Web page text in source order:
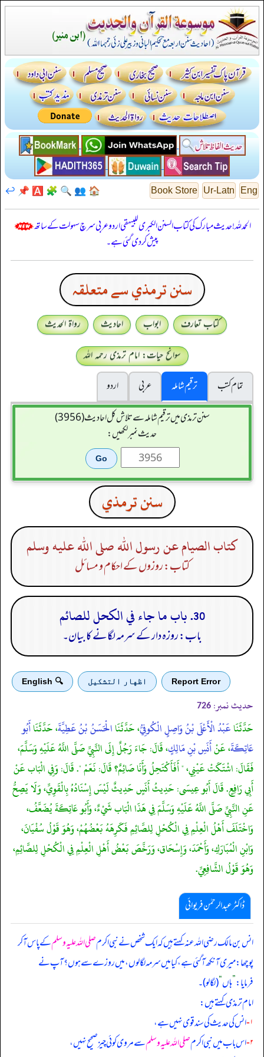
Eng
Ur-Latn
Book Store
🏠
👥
🔍
🧩
🅰️
📌
↩️
الحمدللہ! حدیث مبارک کی کتاب السنن الكبرى للبيهقي اردو عربی سرچ سہولت کے ساتھ
پیش کر دی گئی ہے۔
سنن ترمذي سے متعلقہ
کتاب تعارف ابواب احادیث
رواۃ الحدیث
سوانح حیات: امام ترمذی رحمہ اللہ
تمام کتب
ترقیم شاملہ عربی
اردو
سنن ترمذی میں ترقیم شاملہ سے تلاش کل احادیث (3956)
حدیث نمبر لکھیں:
سنن ترمذي
كتاب الصيام عن رسول الله صلى الله عليه وسلم
کتاب: روزوں کے احکام و مسائل
30. باب ما جاء في الكحل للصائم
باب: روزہ دار کے سرمہ لگانے کا بیان۔
Report Error اظهار التشكيل 🔍 English
حدیث نمبر: 726
حَدَّثَنَاعَبْدُ الْأَعْلَى بْنُ وَاصِلٍ الْكُوفِيُّ، حَدَّثَنَاالْحَسَنُ بْنُ عَطِيَّةَ، حَدَّثَنَاأَبُو
عَاتِكَةَ، عَنْأَنَسِ بْنِ مَالِكٍ، قَالَ: جَاءَ رَجُلٌ إِلَى النَّبِيِّ صَلَّى اللَّهُ عَلَيْهِ وَسَلَّمَ،
فَقَالَ: اشْتَكَتْ عَيْنِي، " أَفَأَكْتَحِلُ وَأَنَا صَائِمٌ؟ قَالَ: نَعَمْ ". قَالَ: وَفِي الْبَاب عَنْ
أَبِي رَافِعٍ. قَالَ أَبُو عِيسَى: حَدِيثُ أَنَسٍ حَدِيثٌ لَيْسَ إِسْنَادُهُ بِالْقَوِيِّ، وَلَا يَصِحُّ
عَنِ النَّبِيِّ صَلَّى اللَّهُ عَلَيْهِ وَسَلَّمَ فِي هَذَا الْبَاب شَيْءٌ، وَأَبُو عَاتِكَةَ يُضَعَّفُ،
وَاخْتَلَفَ أَهْلُ الْعِلْمِ فِي الْكُحْلِ لِلصَّائِمِ فَكَرِهَهُ بَعْضُهُمْ، وَهُوَ قَوْلُ سُفْيَانَ،
وَابْنِ الْمُبَارَكِ، وَأَحْمَدَ، وَإِسْحَاق، وَرَخَّصَ بَعْضُ أَهْلِ الْعِلْمِ فِي الْكُحْلِ لِلصَّائِمِ،
وَهُوَ قَوْلُ الشَّافِعِيِّ.
ڈاکٹر عبدالرحمٰن فریوائی
انس بن مالک رضی الله عنہ کہتے ہیں کہایک شخص نے نبی اکرمصلی اللہ علیہ وسلمکے پاس آ کر
پوچھا: میری آنکھ آ گئی ہے، کیا میں سرمہ لگا لوں، میں روزے سے ہوں؟ آپ نے
فرمایا:”ہاں“(لگا لو)۔
امام ترمذی کہتے ہیں:
۱- انس کی حدیث کی سند قوی نہیں ہے،
۲- اس باب میں نبی اکرمصلی اللہ علیہ وسلمسے مروی کوئی چیز صحیح نہیں،